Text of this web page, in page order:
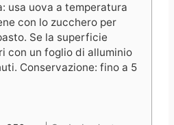
usa uova a temperatura
con lo zucchero per
Se la superficie
con un foglio di alluminio
Conservazione: fino a 5